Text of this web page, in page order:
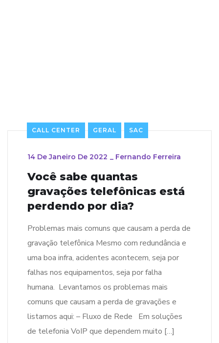
CALL CENTER GERAL SAC
14 De Janeiro De 2022 _ Fernando Ferreira
Você sabe quantas
gravações telefônicas está
perdendo por dia?
Problemas mais comuns que causam a perda de
gravação telefônica Mesmo com redundância e
uma boa infra, acidentes acontecem, seja por
falhas nos equipamentos, seja por falha
humana. Levantamos os problemas mais
comuns que causam a perda de gravações e
listamos aqui: – Fluxo de Rede Em soluções
de telefonia VoIP que dependem muito […]